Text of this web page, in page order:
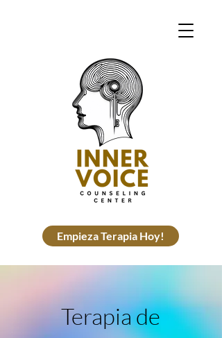
Empieza Terapia Hoy!
Terapia de